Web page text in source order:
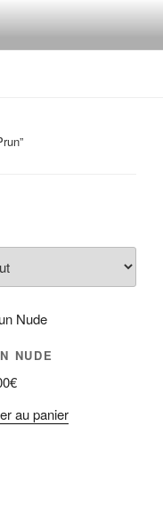
NUDE
€
au panier